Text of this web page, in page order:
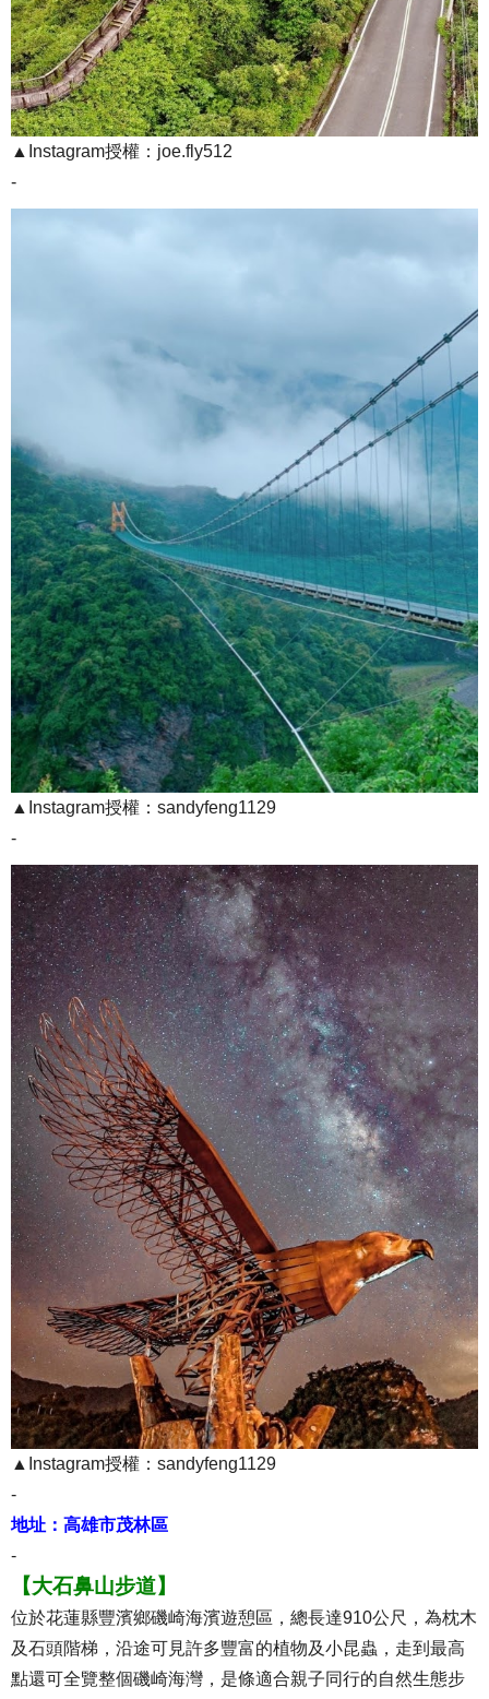
▲Instagram授權：joe.fly512
-
▲Instagram授權：sandyfeng1129
-
▲Instagram授權：sandyfeng1129
-
地址：高雄市茂林區
-
【大石鼻山步道】
位於花蓮縣豐濱鄉磯崎海濱遊憩區，總長達910公尺，為枕木
及石頭階梯，沿途可見許多豐富的植物及小昆蟲，走到最高
點還可全覽整個磯崎海灣，是條適合親子同行的自然生態步